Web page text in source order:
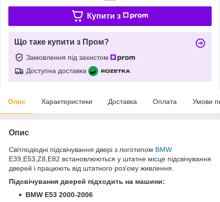
Купити з
Що таке купити з Пром?
Замовлення під захистом
Доступна доставка
Опис Характеристики Доставка Оплата Умови
Опис
Світлодіодні підсвічування двері з логотипом BMW
Е39,Е53,Z8,E82 встановлюються у штатне місце підсвічування
дверей і працюють від штатного роз'єму живлення.
Підсвічування дверей підходить на машини:
BMW E53 2000-2006